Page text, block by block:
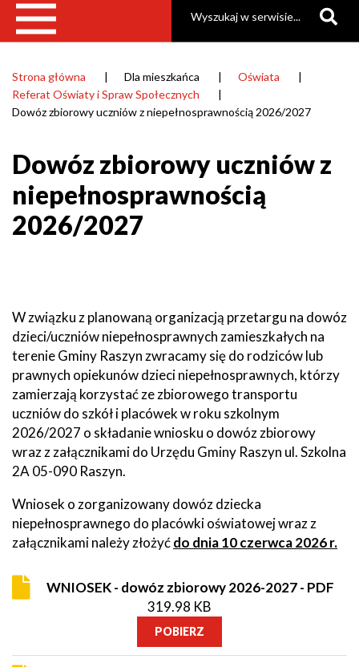
Ścieżka
nawigacyjna
Strona główna Dla mieszkańca
Oświata
Referat Oświaty i Spraw Społecznych
Dowóz zbiorowy uczniów z niepełnosprawnością 2026/2027
Dowóz zbiorowy uczniów z
niepełnosprawnością
2026/2027
W związku z planowaną organizacją przetargu na dowóz
dzieci/uczniów niepełnosprawnych zamieszkałych na
terenie Gminy Raszyn zwracamy się do rodziców lub
prawnych opiekunów dzieci niepełnosprawnych, którzy
zamierzają korzystać ze zbiorowego transportu
uczniów do szkół i placówek w roku szkolnym
2026/2027 o składanie wniosku o dowóz zbiorowy
wraz z załącznikami do Urzędu Gminy Raszyn ul. Szkolna
2A 05-090 Raszyn.
Wniosek o zorganizowany dowóz dziecka
niepełnosprawnego do placówki oświatowej wraz z
załącznikami należy złożyćdo dnia 10 czerwca 2026 r.
WNIOSEK - dowóz zbiorowy 2026-2027 - PDF
319.98 KB
POBIERZ